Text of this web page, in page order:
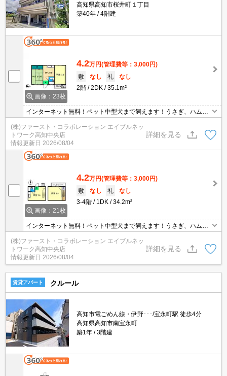
高知県高知市桜井町１丁目
築40年
4階建
画像：23枚
4.2万円(管理費等：3,000円)
敷
なし 礼
なし
2階
2DK 35.1m²
インターネット無料！ペット中型犬まで飼えます！うさぎ、ハムス
ター、熱帯魚等も相談できます！！
(株)ファースト・コラボレーション エイブルネッ
トワーク高知中央店
情報更新日 2026/08/04
詳細を見る
画像：21枚
4.2万円(管理費等：3,000円)
敷
なし 礼
なし
3-4階
1DK 34.2m²
インターネット無料！ペット中型犬まで飼えます！うさぎ、ハムス
ター、熱帯魚等も相談できます！！
(株)ファースト・コラボレーション エイブルネッ
トワーク高知中央店
情報更新日 2026/08/04
詳細を見る
賃貸アパート クルール
高知市電ごめん線・伊野･･･/宝永町駅 徒歩4分
高知県高知市南宝永町
築1年
3階建